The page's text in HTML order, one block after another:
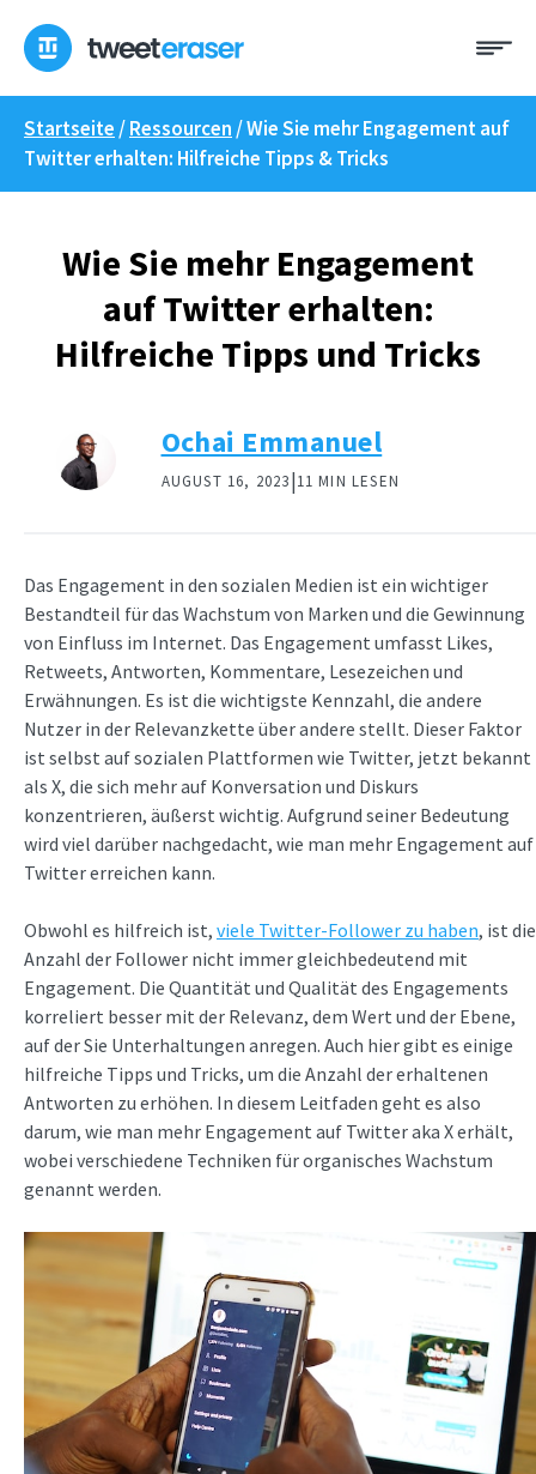
Inhalt
springen
Startseite /Ressourcen /Wie Sie mehr Engagement auf
Twitter erhalten: Hilfreiche Tipps & Tricks
Wie Sie mehr Engagement
auf Twitter erhalten:
Hilfreiche Tipps und Tricks
Ochai Emmanuel
AUGUST 16, 2023|11 MIN LESEN
Das Engagement in den sozialen Medien ist ein wichtiger
Bestandteil für das Wachstum von Marken und die Gewinnung
von Einfluss im Internet. Das Engagement umfasst Likes,
Retweets, Antworten, Kommentare, Lesezeichen und
Erwähnungen. Es ist die wichtigste Kennzahl, die andere
Nutzer in der Relevanzkette über andere stellt. Dieser Faktor
ist selbst auf sozialen Plattformen wie Twitter, jetzt bekannt
als X, die sich mehr auf Konversation und Diskurs
konzentrieren, äußerst wichtig. Aufgrund seiner Bedeutung
wird viel darüber nachgedacht, wie man mehr Engagement auf
Twitter erreichen kann.
Obwohl es hilfreich ist, viele Twitter-Follower zu haben, ist die
Anzahl der Follower nicht immer gleichbedeutend mit
Engagement. Die Quantität und Qualität des Engagements
korreliert besser mit der Relevanz, dem Wert und der Ebene,
auf der Sie Unterhaltungen anregen. Auch hier gibt es einige
hilfreiche Tipps und Tricks, um die Anzahl der erhaltenen
Antworten zu erhöhen. In diesem Leitfaden geht es also
darum, wie man mehr Engagement auf Twitter aka X erhält,
wobei verschiedene Techniken für organisches Wachstum
genannt werden.